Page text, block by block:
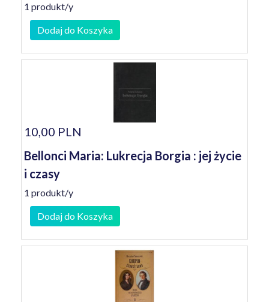
1 produkt/y
Dodaj do Koszyka
10,00 PLN
Bellonci Maria: Lukrecja Borgia : jej życie
i czasy
1 produkt/y
Dodaj do Koszyka